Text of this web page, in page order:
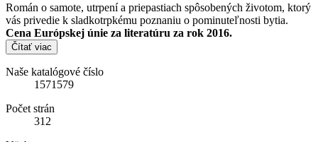
Román o samote, utrpení a priepastiach spôsobených životom, ktorý
vás privedie k sladkotrpkému poznaniu o pominuteľnosti bytia.
Cena Európskej únie za literatúru za rok 2016.
Čítať viac
Naše katalógové číslo
1571579
Počet strán
312